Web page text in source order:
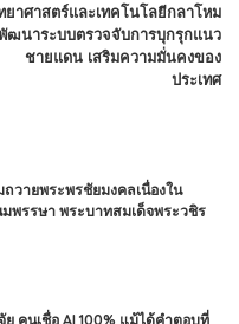
ยาศาสตร์และเทคโนโลยีกลาโหม
ฒนาระบบตรวจจับการบุกรุกแนว
ชายแดน เสริมความมั่นคงของ
ประเทศ
วายพระพรชัยมงคลเนื่องใน
พรรษา พระบาทสมเด็จพระวชิร
คนเชื่อ AI 100% แม้ได้คำตอบที่